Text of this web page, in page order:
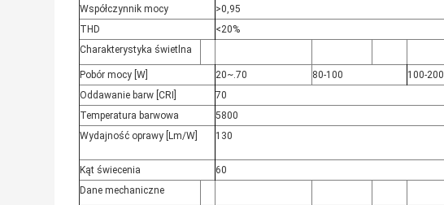
Współczynnik mocy
>0,95
THD
<20%
Charakterystyka świetlna
Pobór mocy [W] 20~.70 80-100 100-200
Oddawanie barw [CRI]
70
Temperatura barwowa
5800
Wydajność oprawy [Lm/W]
130
Kąt świecenia
60
Dane mechaniczne